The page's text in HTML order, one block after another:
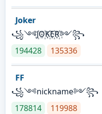
Joker
꧁༺J꙰O꙰K꙰E꙰R꙰༻꧂
194428
135336
FF
꧁༺nickname༻꧂
178814
119988